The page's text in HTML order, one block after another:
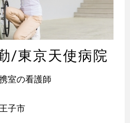
/東京天使病院
室の看護師
子市